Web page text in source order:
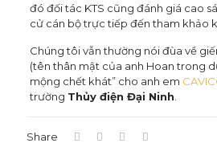
đó đối tác KTS cũng đánh giá cao
cử cán bộ trực tiếp đến tham khảo
Chúng tôi vẫn thường nói đùa về
(tên thân mật của anh Hoan trong
mộng chết khát” cho anh em
trường Thủy điện Đại Ninh
Share